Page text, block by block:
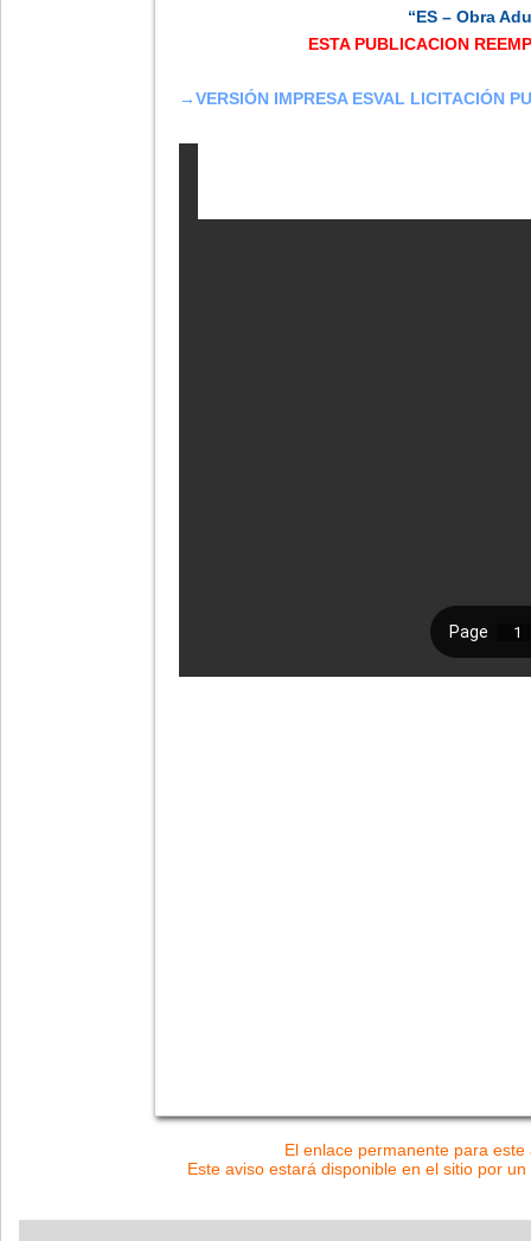
“ES – Obra
ESTA PUBLICACION
→VERSIÓN IMPRESA ESVAL LICITACIÓN
El enlace permanente para
Este aviso estará disponible en el sitio por